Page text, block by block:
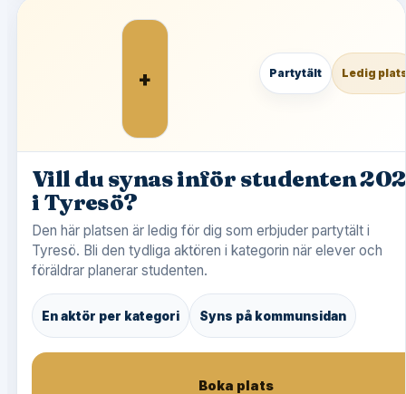
+ Partytält Ledig
Vill du synas inför studenten
i Tyresö?
Den här platsen är ledig för dig som erbjuder partytält i
Tyresö. Bli den tydliga aktören i kategorin när elever och
föräldrar planerar studenten.
En aktör per kategori Syns på kommunsidan
Boka plats